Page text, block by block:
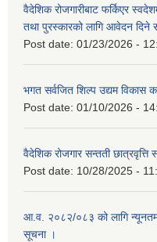
वैदेशिक रोजगारीबाट फर्किएर
तथा पुरस्कारको लागि आवेदन दिने
Post date: 01/23/2026 -
भगत सर्वजित शिल्प उद्यम विकास
Post date: 01/10/2026 -
वैदेशिक रोजगार सन्तती छात्रवृत्ति
Post date: 10/28/2025 -
आ.व. २०८२/०८३ को लागि न्यूनतम
सूचना ।